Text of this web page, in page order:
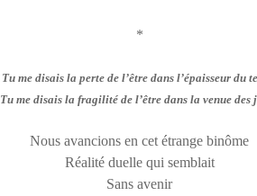
*
Tu me disais la perte de l’être dans l’épaisseur du
Tu me disais la fragilité de l’être dans la venue des
Nous avancions en cet étrange binôme
Réalité duelle qui semblait
Sans avenir